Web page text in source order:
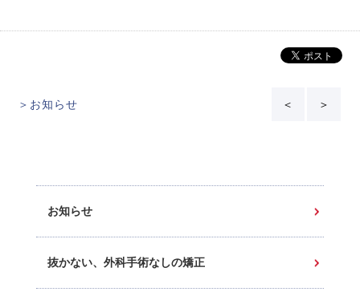
＞お知らせ ＜ ＞
お知らせ
抜かない、外科手術なしの矯正